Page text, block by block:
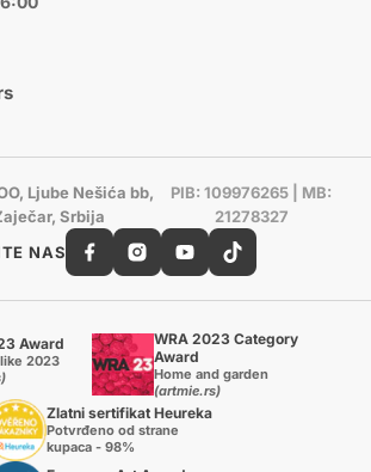
Ljube Nešića bb,
Srbija
PIB: 109976265 | MB:
21278327
NAS
Award
2023
WRA 2023 Category
Award
Home and garden
(artmie.rs)
Zlatni sertifikat Heureka
Potvrđeno od strane
kupaca - 98%